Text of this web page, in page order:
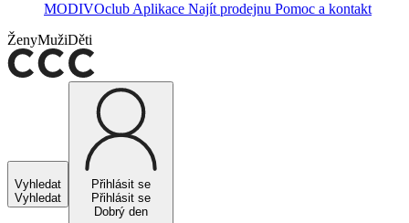
MODIVOclub Aplikace Najít prodejnu Pomoc a kontakt
ŽenyMužiDěti
Vyhledat
Vyhledat
Přihlásit se
Přihlásit se
Dobrý den